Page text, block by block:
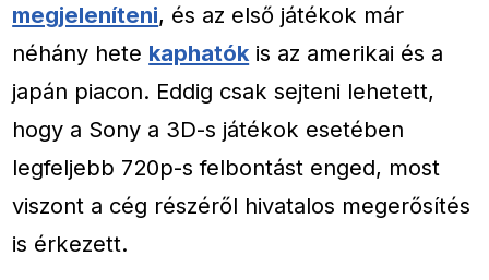
megjeleníteni, és az első játékok már
néhány hete kaphatókis az amerikai és a
japán piacon. Eddig csak sejteni lehetett,
hogy a Sony a 3D-s játékok esetében
legfeljebb 720p-s felbontást enged, most
viszont a cég részéről hivatalos megerősítés
is érkezett.